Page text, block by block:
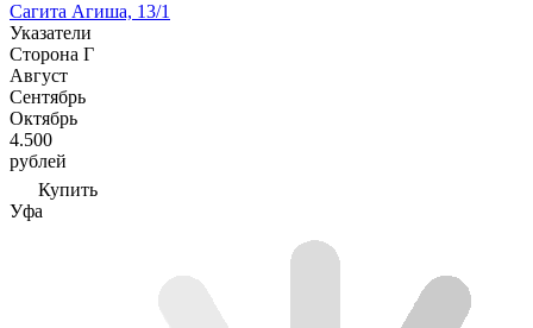
Сагита Агиша, 13/1
Указатели
Сторона Г
Август
Сентябрь
Октябрь
4.500
рублей
Купить
Уфа